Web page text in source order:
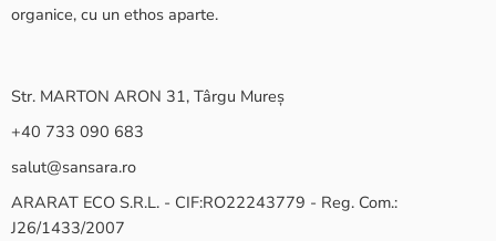
organice, cu un ethos aparte.
Str. MARTON ARON 31, Târgu Mureș
+40 733 090 683
salut@sansara.ro
ARARAT ECO S.R.L. - CIF:RO22243779 - Reg. Com.:
J26/1433/2007